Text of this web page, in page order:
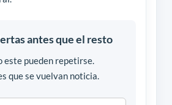
antes que el resto
este pueden repetirse.
que se vuelvan noticia.